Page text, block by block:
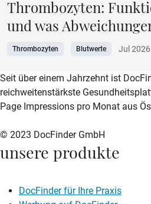
Thrombozyten:
und was
Thrombozyten Blutwerte Jul 2026
zur DocFinder-Startseite
logo icon
Seit über einem Jahrzehnt ist
reichweitenstärkste
Page Impressions pro Monat aus
© 2023 DocFinder GmbH
unsere produkte
DocFinder für Ihre Praxis